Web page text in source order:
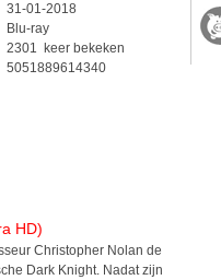
31-01-2018
Blu-ray
2301 keer bekeken
5051889614340
HD)
Christopher Nolan de
Dark Knight. Nadat zijn